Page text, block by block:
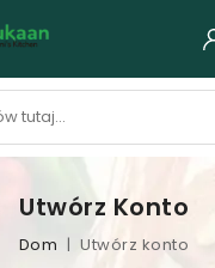
Utwórz Konto
Dom Utwórz konto